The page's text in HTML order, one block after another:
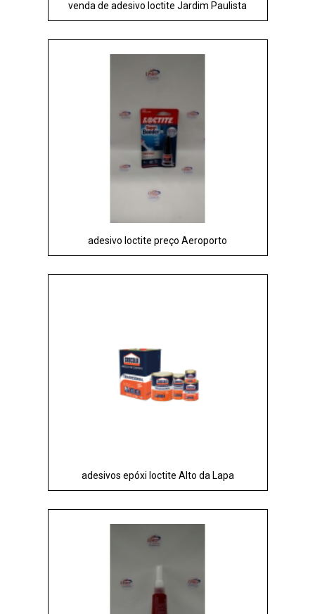
venda de adesivo loctite Jardim Paulista
adesivo loctite preço Aeroporto
adesivos epóxi loctite Alto da Lapa